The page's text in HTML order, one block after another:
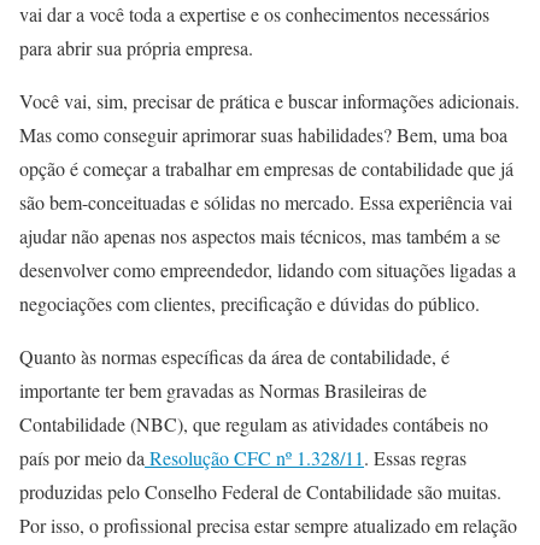
vai dar a você toda a expertise e os conhecimentos necessários
para abrir sua própria empresa.
Você vai, sim, precisar de prática e buscar informações adicionais.
Mas como conseguir aprimorar suas habilidades? Bem, uma boa
opção é começar a trabalhar em empresas de contabilidade que já
são bem-conceituadas e sólidas no mercado. Essa experiência vai
ajudar não apenas nos aspectos mais técnicos, mas também a se
desenvolver como empreendedor, lidando com situações ligadas a
negociações com clientes, precificação e dúvidas do público.
Quanto às normas específicas da área de contabilidade, é
importante ter bem gravadas as Normas Brasileiras de
Contabilidade (NBC), que regulam as atividades contábeis no
país por meio da Resolução CFC nº 1.328/11. Essas regras
produzidas pelo Conselho Federal de Contabilidade são muitas.
Por isso, o profissional precisa estar sempre atualizado em relação